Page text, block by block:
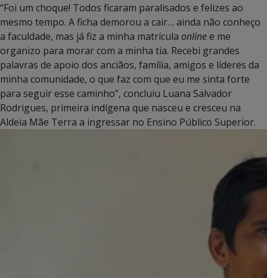
“Foi um choque! Todos ficaram paralisados e felizes ao
mesmo tempo. A ficha demorou a cair… ainda não conheço
a faculdade, mas já fiz a minha matrícula onlinee me
organizo para morar com a minha tia. Recebi grandes
palavras de apoio dos anciãos, família, amigos e líderes da
minha comunidade, o que faz com que eu me sinta forte
para seguir esse caminho”, concluiu Luana Salvador
Rodrigues, primeira indígena que nasceu e cresceu na
Aldeia Mãe Terra a ingressar no Ensino Público Superior.